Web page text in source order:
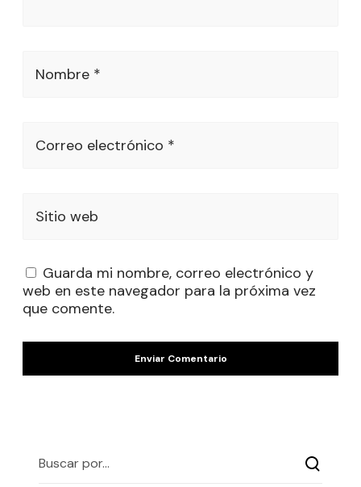
Nombre *
Correo electrónico *
Sitio web
Guarda mi nombre, correo electrónico y
web en este navegador para la próxima vez
que comente.